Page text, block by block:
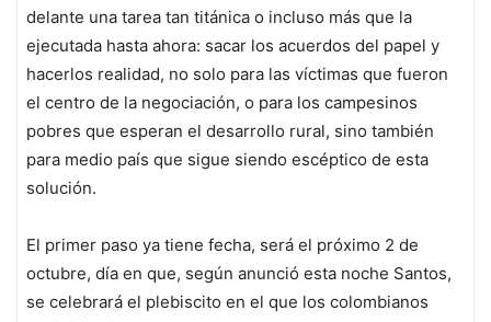
delante una tarea tan titánica o incluso más que la
ejecutada hasta ahora: sacar los acuerdos del papel y
hacerlos realidad, no solo para las víctimas que fueron
el centro de la negociación, o para los campesinos
pobres que esperan el desarrollo rural, sino también
para medio país que sigue siendo escéptico de esta
solución.
El primer paso ya tiene fecha, será el próximo 2 de
octubre, día en que, según anunció esta noche Santos,
se celebrará el plebiscito en el que los colombianos